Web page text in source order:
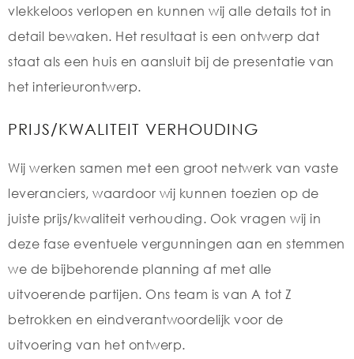
vlekkeloos verlopen en kunnen wij alle details tot in
detail bewaken. Het resultaat is een ontwerp dat
staat als een huis en aansluit bij de presentatie van
het interieurontwerp.
PRIJS/KWALITEIT VERHOUDING
Wij werken samen met een groot netwerk van vaste
leveranciers, waardoor wij kunnen toezien op de
juiste prijs/kwaliteit verhouding. Ook vragen wij in
deze fase eventuele vergunningen aan en stemmen
we de bijbehorende planning af met alle
uitvoerende partijen. Ons team is van A tot Z
betrokken en eindverantwoordelijk voor de
uitvoering van het ontwerp.